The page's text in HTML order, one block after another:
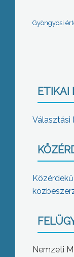
Gyöngyösi
ETIKAI
Választási
Nemzeti